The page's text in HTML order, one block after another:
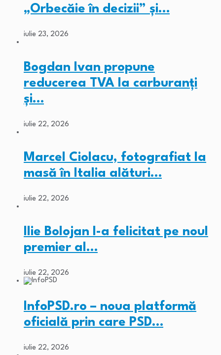
„Orbecăie în decizii” și…
iulie 23, 2026
Bogdan Ivan propune
reducerea TVA la carburanți
și…
iulie 22, 2026
Marcel Ciolacu, fotografiat la
masă în Italia alături…
iulie 22, 2026
Ilie Bolojan l-a felicitat pe noul
premier al…
iulie 22, 2026
InfoPSD.ro – noua platformă
oficială prin care PSD…
iulie 22, 2026